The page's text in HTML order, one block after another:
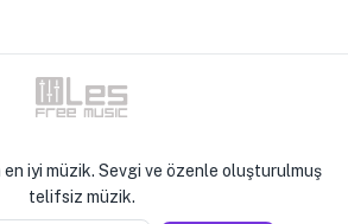
iyi müzik. Sevgi ve özenle oluşturulmuş
telifsiz müzik.